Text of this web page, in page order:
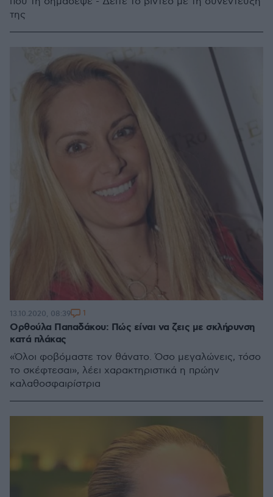
της
Ορθούλα Παπαδάκου: Πώς είναι να ζεις με σκλήρυνση
κατά πλάκας
«Όλοι φοβόμαστε τον θάνατο. Όσο μεγαλώνεις, τόσο
το σκέφτεσαι», λέει χαρακτηριστικά η πρώην
καλαθοσφαιρίστρια
13.10.2020, 08:39 1